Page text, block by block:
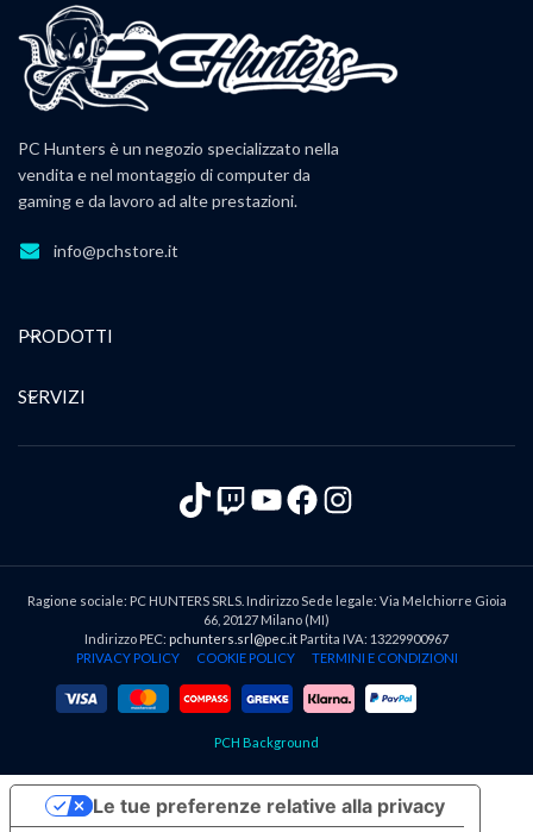
PC Hunters è un negozio specializzato nella
vendita e nel montaggio di computer da
gaming e da lavoro ad alte prestazioni.
info@pchstore.it
PRODOTTI
SERVIZI
TikTok
Twitch
YouTube
Facebook
Instagram
Ragione sociale: PC HUNTERS SRLS. Indirizzo Sede legale: Via Melchiorre Gioia
66, 20127 Milano (MI)
Indirizzo PEC: pchunters.srl@pec.it Partita IVA: 13229900967
PRIVACY POLICY
COOKIE POLICY TERMINI E CONDIZIONI
PCH Background
Le tue preferenze relative alla privacy